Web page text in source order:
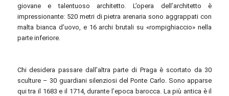
giovane e talentuoso architetto. L’opera dell’architetto è
impressionante: 520 metri di pietra arenaria sono aggrappati con
malta bianca d’uovo, e 16 archi brutali su «rompighiaccio» nella
parte inferiore.
Chi desidera passare dall’altra parte di Praga è scortato da 30
sculture – 30 guardiani silenziosi del Ponte Carlo. Sono apparse
qui tra il 1683 e il 1714, durante l’epoca barocca. La più antica è il